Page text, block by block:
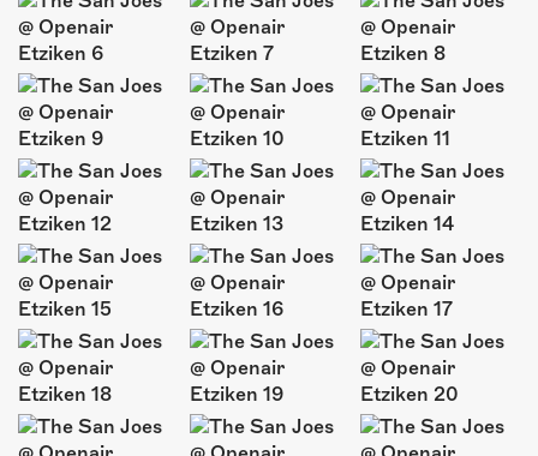
KONTAKT
ÜBER UNS
GÖNNEREI
SHOP
MITMACHEN